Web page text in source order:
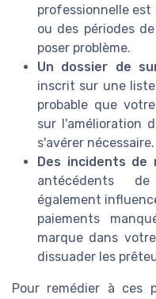
professionnelle
ou des périodes
poser problème.
Un dossier de
inscrit sur une
probable que
sur l'amélioration
s'avérer nécessaire.
Des incidents de
antécédents de
également
paiements
marque dans
dissuader les
Pour remédier à ces